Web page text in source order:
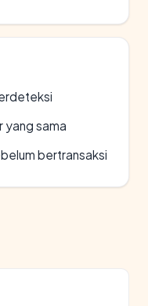
yang sama
bertransaksi